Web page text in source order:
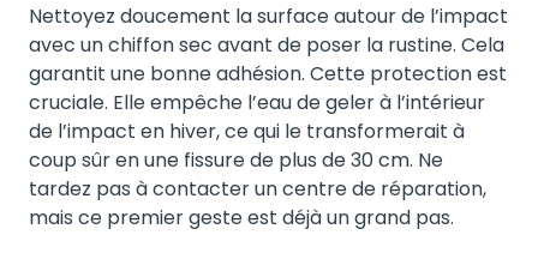
Nettoyez doucement la surface autour de l’impact
avec un chiffon sec avant de poser la rustine. Cela
garantit une bonne adhésion. Cette protection est
cruciale. Elle empêche l’eau de geler à l’intérieur
de l’impact en hiver, ce qui le transformerait à
coup sûr en une fissure de plus de 30 cm. Ne
tardez pas à contacter un centre de réparation,
mais ce premier geste est déjà un grand pas.